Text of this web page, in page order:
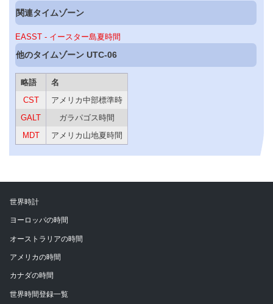
関連タイムゾーン
EASST - イースター島夏時間
他のタイムゾーン UTC-06
略語
名
CST
アメリカ中部標準時
GALT
ガラパゴス時間
MDT
アメリカ山地夏時間
世界時計
ヨーロッパの時間
オーストラリアの時間
アメリカの時間
カナダの時間
世界時間登録一覧